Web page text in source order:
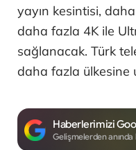
yayın kesintisi,
daha fazla 4K ile
sağlanacak. Türk
daha fazla ülkesine
Haberlerimizi
Gelişmelerden